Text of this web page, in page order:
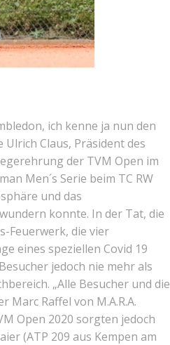
ich kenne ja nun den
Claus, Präsident des
der TVM Open im
Men´s Serie beim TC RW
und das
konnte. In der Tat, die
Feuerwerk, die vier
eines speziellen Covid 19
jedoch nie mehr als
„Alle Besucher und die
Raffel von M.A.R.A.
Open 2020 sorgten jedoch
(ATP 209 aus Kempen am